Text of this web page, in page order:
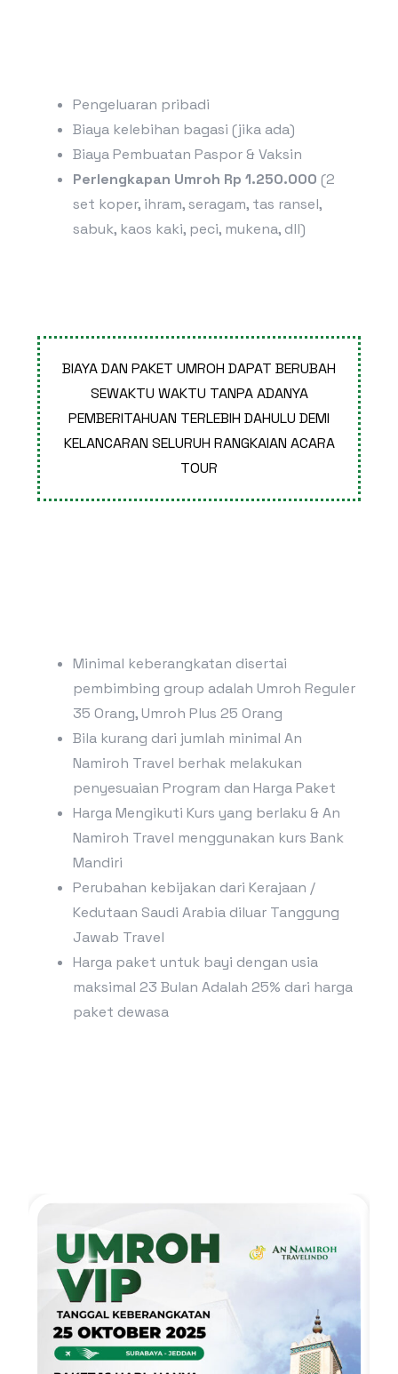
Pengeluaran pribadi
Biaya kelebihan bagasi (jika ada)
Biaya Pembuatan Paspor & Vaksin
Perlengkapan Umroh Rp 1.250.000 (2
set koper, ihram, seragam, tas ransel,
sabuk, kaos kaki, peci, mukena, dll)
BIAYA DAN PAKET UMROH DAPAT BERUBAH
SEWAKTU WAKTU TANPA ADANYA
PEMBERITAHUAN TERLEBIH DAHULU DEMI
KELANCARAN SELURUH RANGKAIAN ACARA
TOUR
Minimal keberangkatan disertai
pembimbing group adalah Umroh Reguler
35 Orang, Umroh Plus 25 Orang
Bila kurang dari jumlah minimal An
Namiroh Travel berhak melakukan
penyesuaian Program dan Harga Paket
Harga Mengikuti Kurs yang berlaku & An
Namiroh Travel menggunakan kurs Bank
Mandiri
Perubahan kebijakan dari Kerajaan /
Kedutaan Saudi Arabia diluar Tanggung
Jawab Travel
Harga paket untuk bayi dengan usia
maksimal 23 Bulan Adalah 25% dari harga
paket dewasa